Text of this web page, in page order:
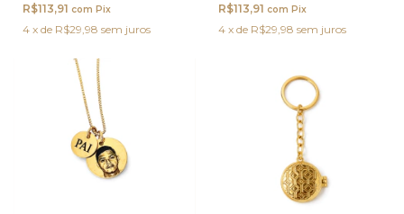
R$113,91 com Pix
4 x de R$29,98 sem juros
R$113,91 com Pix
4 x de R$29,98 sem juros